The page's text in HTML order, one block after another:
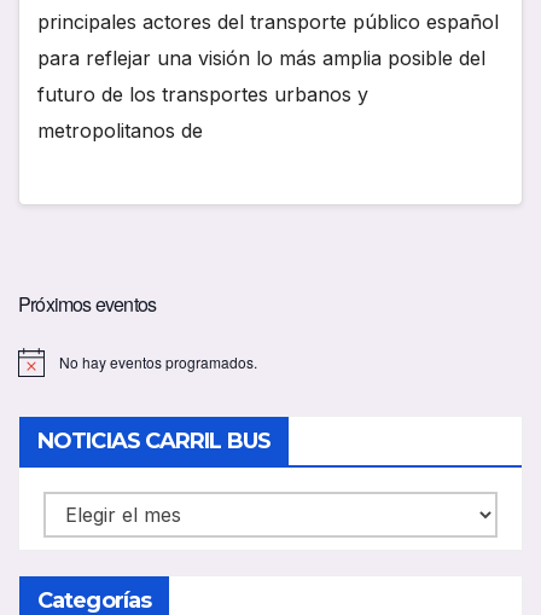
principales actores del transporte público español
para reflejar una visión lo más amplia posible del
futuro de los transportes urbanos y
metropolitanos de
Próximos eventos
No hay eventos programados.
NOTICIAS CARRIL BUS
NOTICIAS
CARRIL
BUS
Categorías